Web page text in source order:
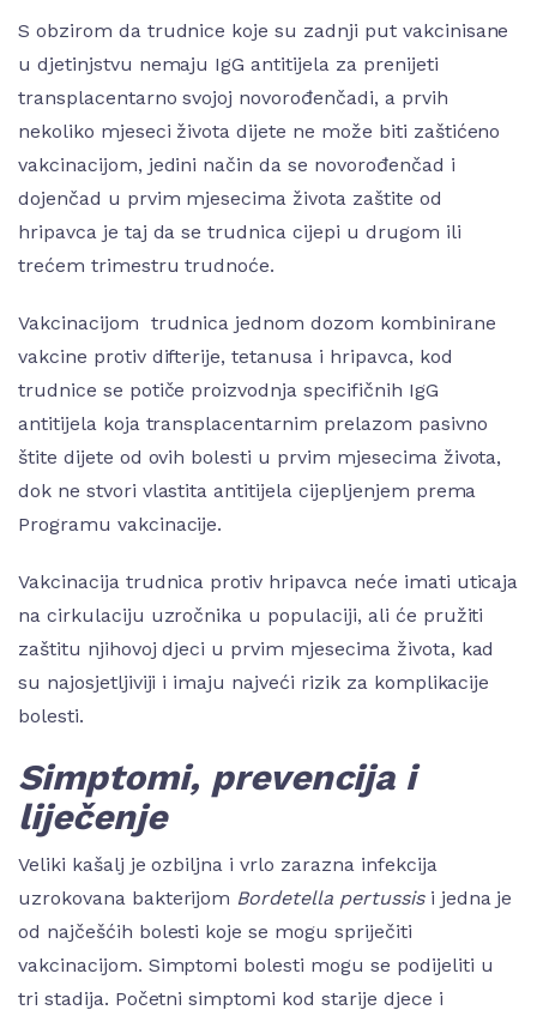
S obzirom da trudnice koje su zadnji put vakcinisane
u djetinjstvu nemaju IgG antitijela za prenijeti
transplacentarno svojoj novorođenčadi, a prvih
nekoliko mjeseci života dijete ne može biti zaštićeno
vakcinacijom, jedini način da se novorođenčad i
dojenčad u prvim mjesecima života zaštite od
hripavca je taj da se trudnica cijepi u drugom ili
trećem trimestru trudnoće.
Vakcinacijom trudnica jednom dozom kombinirane
vakcine protiv difterije, tetanusa i hripavca, kod
trudnice se potiče proizvodnja specifičnih IgG
antitijela koja transplacentarnim prelazom pasivno
štite dijete od ovih bolesti u prvim mjesecima života,
dok ne stvori vlastita antitijela cijepljenjem prema
Programu vakcinacije.
Vakcinacija trudnica protiv hripavca neće imati uticaja
na cirkulaciju uzročnika u populaciji, ali će pružiti
zaštitu njihovoj djeci u prvim mjesecima života, kad
su najosjetljiviji i imaju najveći rizik za komplikacije
bolesti.
Simptomi, prevencija i
liječenje
Veliki kašalj je ozbiljna i vrlo zarazna infekcija
uzrokovana bakterijom Bordetella pertussisi jedna je
od najčešćih bolesti koje se mogu spriječiti
vakcinacijom. Simptomi bolesti mogu se podijeliti u
tri stadija. Početni simptomi kod starije djece i